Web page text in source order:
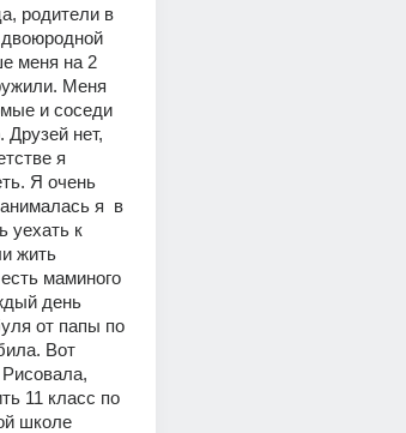
родители в
меня на 2
Меня
и соседи
Друзей нет,
я
Я очень
я  в
уехать к
жить
маминого
день
от папы по
Вот
11 класс по
школе